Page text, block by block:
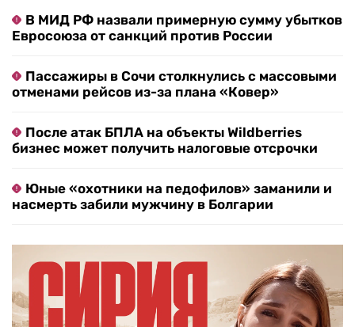
В МИД РФ назвали примерную сумму убытков
Евросоюза от санкций против России
Пассажиры в Сочи столкнулись с массовыми
отменами рейсов из-за плана «Ковер»
После атак БПЛА на объекты Wildberries
бизнес может получить налоговые отсрочки
Юные «охотники на педофилов» заманили и
насмерть забили мужчину в Болгарии